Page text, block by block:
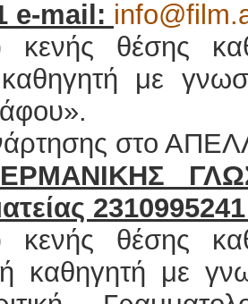
e-mail :
θέσης
με
στο
θέσης
καθηγητή με